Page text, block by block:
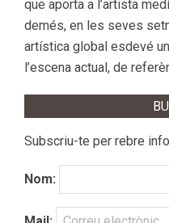
que aporta a l’artista
demés, en les seves
artística global esdevé
l’escena actual, de
Subscriu-te per rebre
Nom: